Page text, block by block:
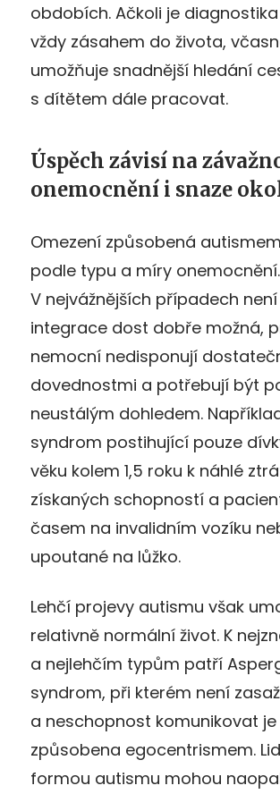
obdobích. Ačkoli je
vždy zásahem do života,
umožňuje snadnější hledání
s dítětem dále pracovat.
Úspěch závisí na
onemocnění i snaze
Omezení způsobená
podle typu a míry onemocnění.
V nejvážnějších případech
integrace dost dobře možná,
nemocní nedisponují
dovednostmi a potřebují být
neustálým dohledem.
syndrom postihující pouze
věku kolem 1,5 roku k náhlé
získaných schopností a
časem na invalidním vozíku
upoutané na lůžko.
Lehčí projevy autismu však
relativně normální život. K
a nejlehčím typům patří
syndrom, při kterém není
a neschopnost komunikovat je
způsobena egocentrismem.
formou autismu mohou